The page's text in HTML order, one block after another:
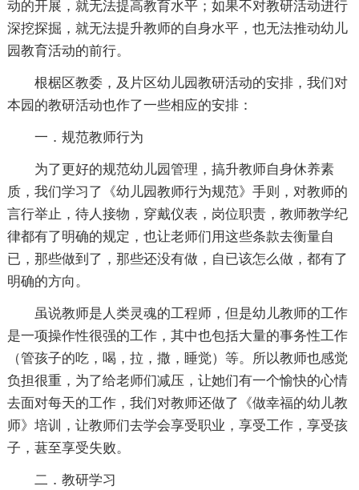
动的开展，就无法提高教育水平；如果不对教研活动进行
深挖探掘，就无法提升教师的自身水平，也无法推动幼儿
园教育活动的前行。
根椐区教委，及片区幼儿园教研活动的安排，我们对
本园的教研活动也作了一些相应的安排：
一．规范教师行为
为了更好的规范幼儿园管理，搞升教师自身休养素
质，我们学习了《幼儿园教师行为规范》手则，对教师的
言行举止，待人接物，穿戴仪表，岗位职责，教师教学纪
律都有了明确的规定，也让老师们用这些条款去衡量自
已，那些做到了，那些还没有做，自已该怎么做，都有了
明确的方向。
虽说教师是人类灵魂的工程师，但是幼儿教师的工作
是一项操作性很强的工作，其中也包括大量的事务性工作
（管孩子的吃，喝，拉，撒，睡觉）等。所以教师也感觉
负担很重，为了给老师们减压，让她们有一个愉快的心情
去面对每天的工作，我们对教师还做了《做幸福的幼儿教
师》培训，让教师们去学会享受职业，享受工作，享受孩
子，葚至享受失败。
二．教研学习